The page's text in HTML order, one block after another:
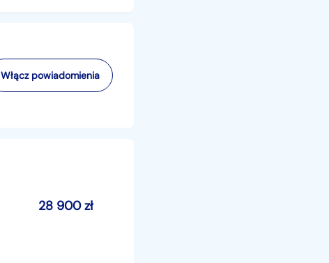
Włącz powiadomienia
28 900zł